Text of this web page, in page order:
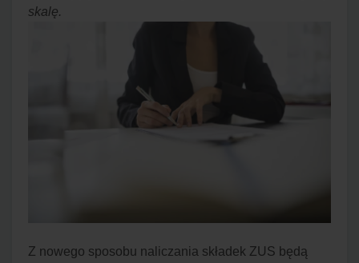
skalę.
Z nowego sposobu naliczania składek ZUS będą